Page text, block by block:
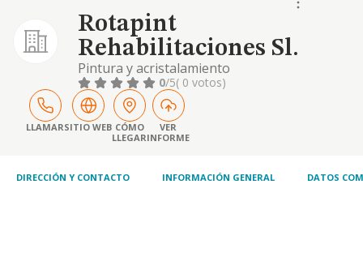
Rotapint
Rehabilitaciones Sl.
Pintura y acristalamiento
0/5( 0 votos)
LLAMARSITIO WEB CÓMO
LLEGAR
VER
INFORME
DIRECCIÓN Y CONTACTO INFORMACIÓN GENERAL DATOS